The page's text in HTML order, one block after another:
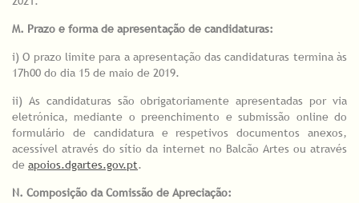
M. Prazo e forma de apresentação de candidaturas:
i) O prazo limite para a apresentação das candidaturas termina às
17h00 do dia 15 de maio de 2019.
ii) As candidaturas são obrigatoriamente apresentadas por via
eletrónica, mediante o preenchimento e submissão online do
formulário de candidatura e respetivos documentos anexos,
acessível através do sítio da internet no Balcão Artes ou através
de apoios.dgartes.gov.pt.
N. Composição da Comissão de Apreciação: